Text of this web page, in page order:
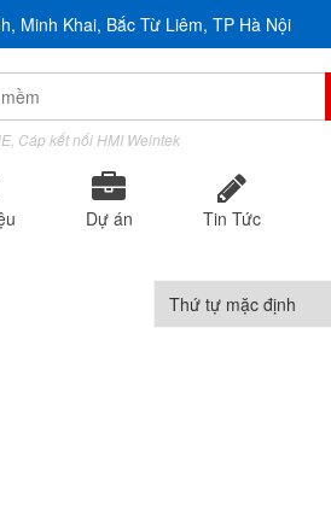
Minh Khai, Bắc Từ Liêm, TP Hà Nội
Cáp kết nối HMI Weintek
Dự án Tin Tức